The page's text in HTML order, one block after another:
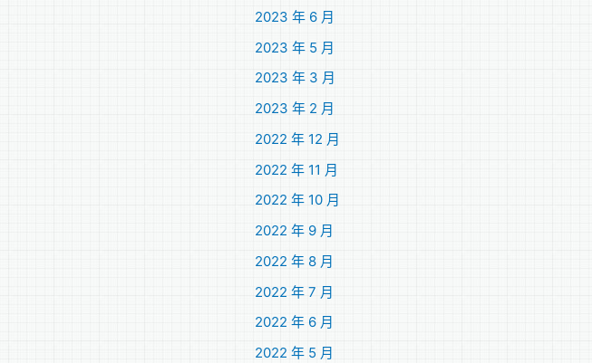
2023 年 6 月
2023 年 5 月
2023 年 3 月
2023 年 2 月
2022 年 12 月
2022 年 11 月
2022 年 10 月
2022 年 9 月
2022 年 8 月
2022 年 7 月
2022 年 6 月
2022 年 5 月